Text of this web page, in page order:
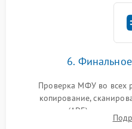
6.
Проверка МФУ во всех
копирование,
документов (ADF) и
на отсутствие серого фона,